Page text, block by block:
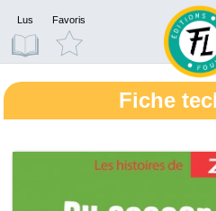
Lus Favoris
Fiche